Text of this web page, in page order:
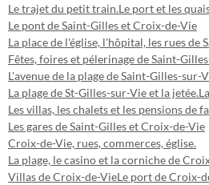
Le trajet du petit train.Le port et les
Le pont de Saint-Gilles et Croix-de-Vie
La place de l'église, l'hôpital, les rues de
Fêtes, foires et pélerinage de Saint-
L'avenue de la plage de Saint-Gilles-sur-
La plage de St-Gilles-sur-Vie et la jetée.
Les villas, les chalets et les pensions de
Les gares de Saint-Gilles et Croix-de-Vie
Croix-de-Vie, rues, commerces, église.
La plage, le casino et la corniche de
Villas de Croix-de-VieLe port de Croix-